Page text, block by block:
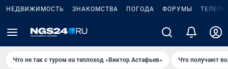
НЕДВИЖИМОСТЬ ЗНАКОМСТВА ПОГОДА ФОРУМЫ
Что не так с туром на теплоход «Виктор Астафьев» Что получают